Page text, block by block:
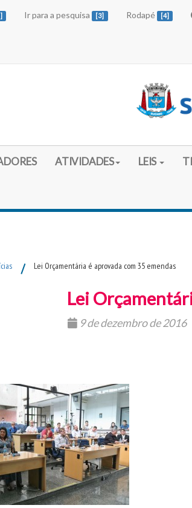
Ir para a pesquisa [3] Rodapé [4]
ATIVIDADES LEIS
/ Lei Orçamentária é aprovada com 35 emendas
Lei
9 de dezembro de 2016